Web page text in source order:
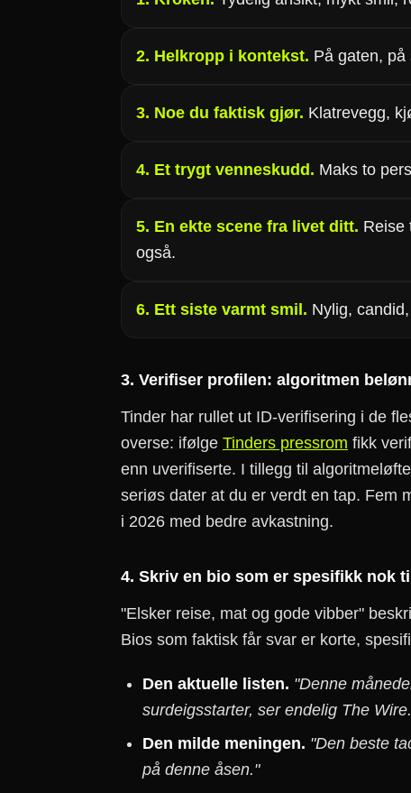
2. Helkropp i kontekst. På gaten, på
3. Noe du faktisk gjør. Klatrevegg,
4. Et trygt venneskudd. Maks to
5. En ekte scene fra livet ditt. Reise
også.
6. Ett siste varmt smil. Nylig,
3. Verifiser profilen: algoritmen
Tinder har rullet ut ID-verifisering i de
overse: ifølge Tinders pressrom fikk
enn uverifiserte. I tillegg til
seriøs dater at du er verdt en tap. Fem
i 2026 med bedre avkastning.
4. Skriv en bio som er spesifikk nok
"Elsker reise, mat og gode vibber"
Bios som faktisk får svar er korte,
Den aktuelle listen. "Denne
surdeigsstarter, ser endelig The
Den milde meningen. "Den beste
på denne åsen."